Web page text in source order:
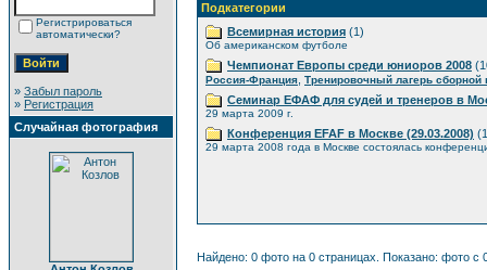
Регистрироваться
автоматически?
» Забыл пароль
» Регистрация
Случайная фотография
Подкатегории
Всемирная история (1)
Об американском футболе
Чемпионат Европы среди юниоров 2008
Россия-Франция Тренировочный лагерь сборной
Семинар ЕФАФ для судей и тренеров в
29 марта 2009 г.
Конференция EFAF в Москве (29.03.2008)
29 марта 2008 года в Москве состоялась
Найдено: 0 фото на 0 страницах. Показано: фото с